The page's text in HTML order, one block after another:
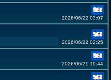
2026/06/22 03:07
2026/06/22 02:25
2026/06/21 19:44